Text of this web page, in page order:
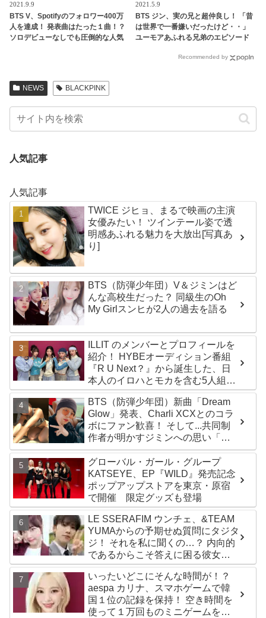
2021.9.9
BTS V、Spotifyのフォロワー400万
人を達成！ 発表曲はたった１曲！？
ソロデビューなしでも圧倒的な人気
2021.5.9
BTS ジン、実の兄と超仲良し！ 「昔
は世界で一番嫌いだったけど・・」
ユーモアあふれる兄弟のエピソード
Recommended by
NEWS BLACKPINK
人気記事
人気記事
TWICE ジヒョ、まるで映画の主演
女優みたい！ ツインテール姿で透
明感あふれる魅力を大放出[写真あ
り]
BTS（防弾少年団）V＆ジミンはど
んな高校生だった？ 同級生のOh
My Girlスンヒが2人の過去を語る
ILLIT のメンバーとプロフィールを
紹介！ HYBEオーディション番組
『R U Next？』から誕生した、日
本人のイロハとモカを含む5人組ガ
ールズグループ！ デビュー曲
「Magnetic」がいきなりの大ヒッ
ト
BTS（防弾少年団）新曲「Dream
Glow」発表、Charli XCXとのコラ
ボにファン歓喜！ そして...共同制
作者が明かすジミンへの思い「彼
の夢、そして彼の絶望から生まれ
た歌」
グローバル・ガール・グループ
KATSEYE、EP『WILD』発売記念
ポップアップストアを東京・原宿
で開催 限定グッズも登場
LE SSERAFIM ウンチェ、&TEAM
YUMAからの予期せぬ質問にタジタ
ジ！ それを私に聞くの…？ 内向的
であるからこそ答えに困る彼女の
リアクションがかわいすぎる
いったいどこにそんな時間が！？
aespa カリナ、スマホゲームで韓
国１位の記録を保持！ 空き時間を
使って１万回ものミニゲームをク